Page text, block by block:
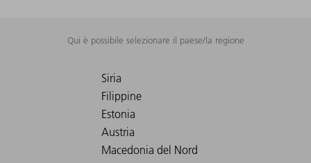
Qui è possibile selezionare il paese/la regione